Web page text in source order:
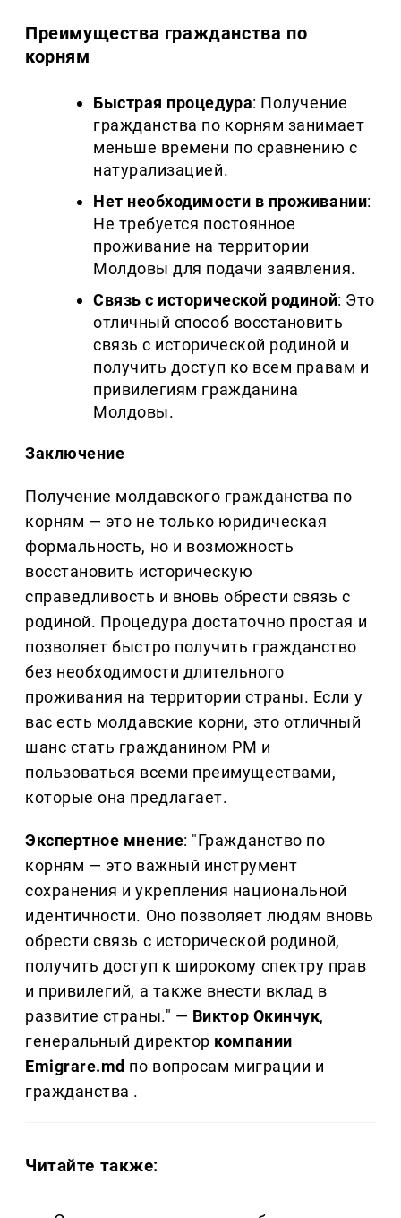
Преимущества гражданства по
корням
Быстрая процедура: Получение
гражданства по корням занимает
меньше времени по сравнению с
натурализацией.
Нет необходимости в проживании:
Не требуется постоянное
проживание на территории
Молдовы для подачи заявления.
Связь с исторической родиной: Это
отличный способ восстановить
связь с исторической родиной и
получить доступ ко всем правам и
привилегиям гражданина
Молдовы.
Заключение
Получение молдавского гражданства по
корням — это не только юридическая
формальность, но и возможность
восстановить историческую
справедливость и вновь обрести связь с
родиной. Процедура достаточно простая и
позволяет быстро получить гражданство
без необходимости длительного
проживания на территории страны. Если у
вас есть молдавские корни, это отличный
шанс стать гражданином РМ и
пользоваться всеми преимуществами,
которые она предлагает.
Экспертное мнение: "Гражданство по
корням — это важный инструмент
сохранения и укрепления национальной
идентичности. Оно позволяет людям вновь
обрести связь с исторической родиной,
получить доступ к широкому спектру прав
и привилегий, а также внести вклад в
развитие страны." — Виктор Окинчук,
генеральный директор компании
Emigrare.md по вопросам миграции и
гражданства .
Читайте также: